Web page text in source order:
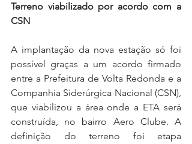
Terreno viabilizado por acordo com a
CSN
A implantação da nova estação só foi
possível graças a um acordo firmado
entre a Prefeitura de Volta Redonda e a
Companhia Siderúrgica Nacional (CSN),
que viabilizou a área onde a ETA será
construída, no bairro Aero Clube. A
definição do terreno foi etapa